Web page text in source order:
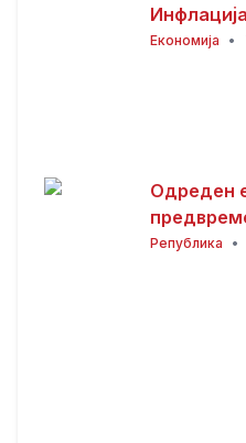
намалува
Економија •
Одреден
Република •